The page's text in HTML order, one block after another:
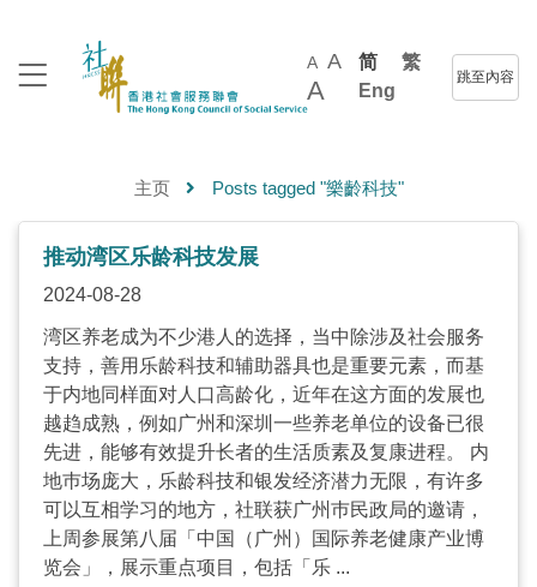
A A
A
简
繁
Eng
跳至內容
主页 Posts tagged "樂齡科技"
推动湾区乐龄科技发展
2024-08-28
湾区养老成为不少港人的选择，当中除涉及社会服务
支持，善用乐龄科技和辅助器具也是重要元素，而基
于内地同样面对人口高龄化，近年在这方面的发展也
越趋成熟，例如广州和深圳一些养老单位的设备已很
先进，能够有效提升长者的生活质素及复康进程。 内
地巿场庞大，乐龄科技和银发经济潜力无限，有许多
可以互相学习的地方，社联获广州巿民政局的邀请，
上周参展第八届「中国（广州）国际养老健康产业博
览会」，展示重点项目，包括「乐 ...